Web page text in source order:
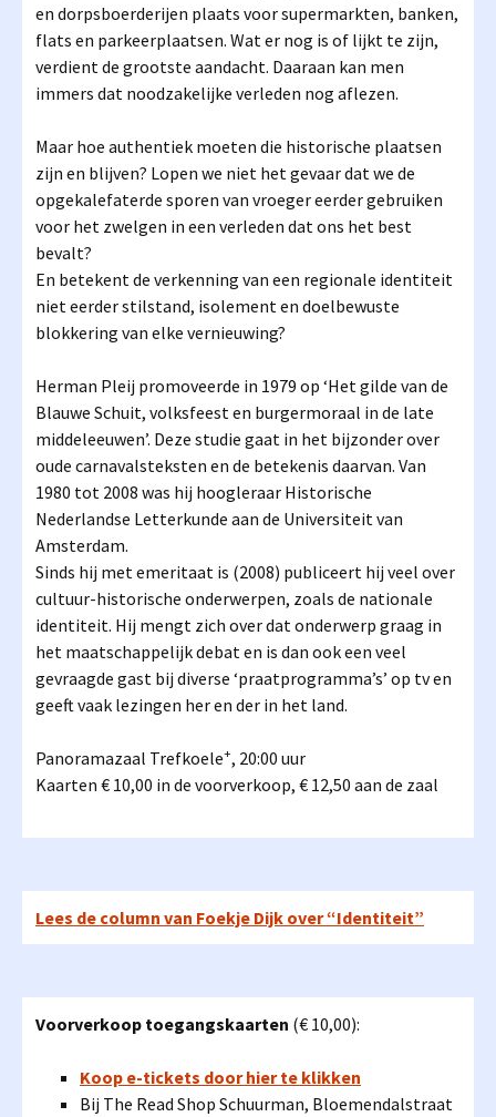
en dorpsboerderijen plaats voor supermarkten, banken,
flats en parkeerplaatsen. Wat er nog is of lijkt te zijn,
verdient de grootste aandacht. Daaraan kan men
immers dat noodzakelijke verleden nog aflezen.
Maar hoe authentiek moeten die historische plaatsen
zijn en blijven? Lopen we niet het gevaar dat we de
opgekalefaterde sporen van vroeger eerder gebruiken
voor het zwelgen in een verleden dat ons het best
bevalt?
En betekent de verkenning van een regionale identiteit
niet eerder stilstand, isolement en doelbewuste
blokkering van elke vernieuwing?
Herman Pleij promoveerde in 1979 op ‘Het gilde van de
Blauwe Schuit, volksfeest en burgermoraal in de late
middeleeuwen’. Deze studie gaat in het bijzonder over
oude carnavalsteksten en de betekenis daarvan. Van
1980 tot 2008 was hij hoogleraar Historische
Nederlandse Letterkunde aan de Universiteit van
Amsterdam.
Sinds hij met emeritaat is (2008) publiceert hij veel over
cultuur-historische onderwerpen, zoals de nationale
identiteit. Hij mengt zich over dat onderwerp graag in
het maatschappelijk debat en is dan ook een veel
gevraagde gast bij diverse ‘praatprogramma’s’ op tv en
geeft vaak lezingen her en der in het land.
Panoramazaal Trefkoele+, 20:00 uur
Kaarten € 10,00 in de voorverkoop, € 12,50 aan de zaal
Lees de column van Foekje Dijk over “Identiteit”
Voorverkoop toegangskaarten (€ 10,00):
Koop e-tickets door hier te klikken
Bij The Read Shop Schuurman, Bloemendalstraat